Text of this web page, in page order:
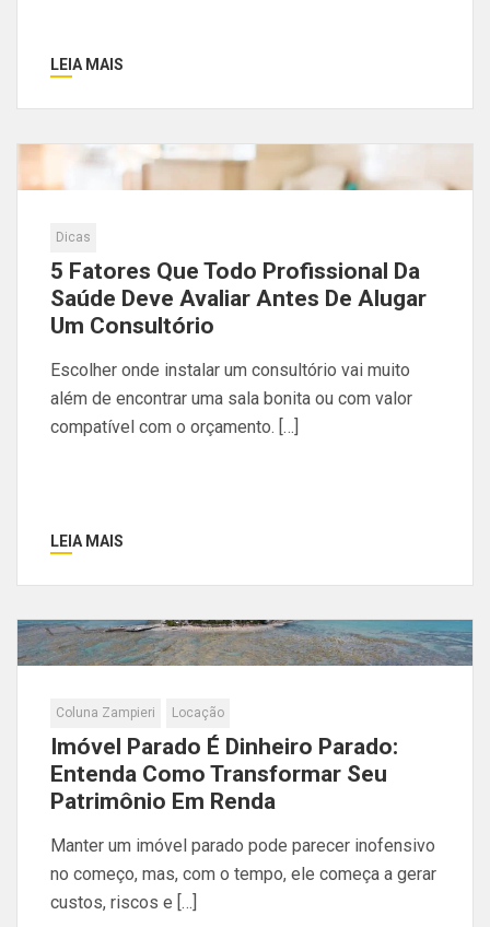
LEIA MAIS
Dicas
5 Fatores Que Todo Profissional Da
Saúde Deve Avaliar Antes De Alugar
Um Consultório
Escolher onde instalar um consultório vai muito
além de encontrar uma sala bonita ou com valor
compatível com o orçamento. […]
LEIA MAIS
Coluna Zampieri Locação
Imóvel Parado É Dinheiro Parado:
Entenda Como Transformar Seu
Patrimônio Em Renda
Manter um imóvel parado pode parecer inofensivo
no começo, mas, com o tempo, ele começa a gerar
custos, riscos e […]